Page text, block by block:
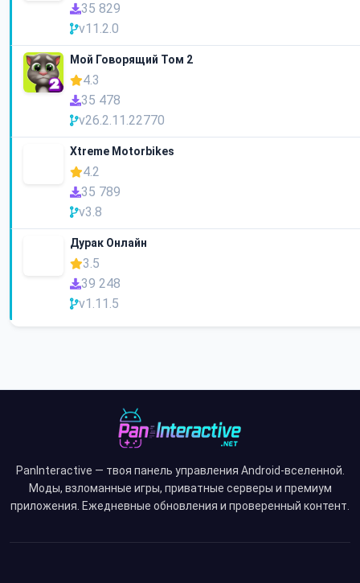
35 829
v11.2.0
Мой Говорящий Том 2
4.3
35 478
v26.2.11.22770
Xtreme Motorbikes
4.2
35 789
v3.8
Дурак Онлайн
3.5
39 248
v1.11.5
PanInteractive — твоя панель управления Android-вселенной.
Моды, взломанные игры, приватные серверы и премиум
приложения. Ежедневные обновления и проверенный контент.